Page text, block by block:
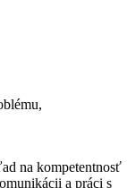
na kompetentnosť
a práci s